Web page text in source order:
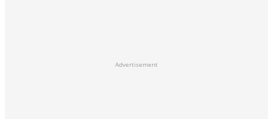
Advertisement